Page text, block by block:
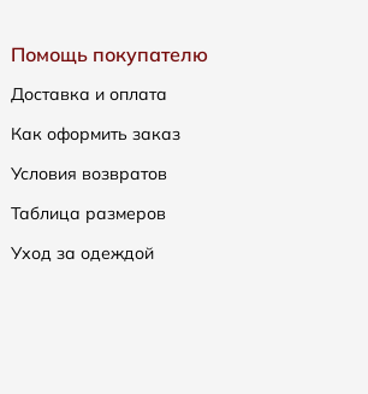
Помощь покупателю
Доставка и оплата
Как оформить заказ
Условия возвратов
Таблица размеров
Уход за одеждой